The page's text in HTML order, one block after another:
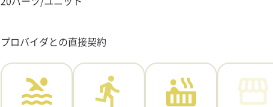
プロバイダとの直接契約